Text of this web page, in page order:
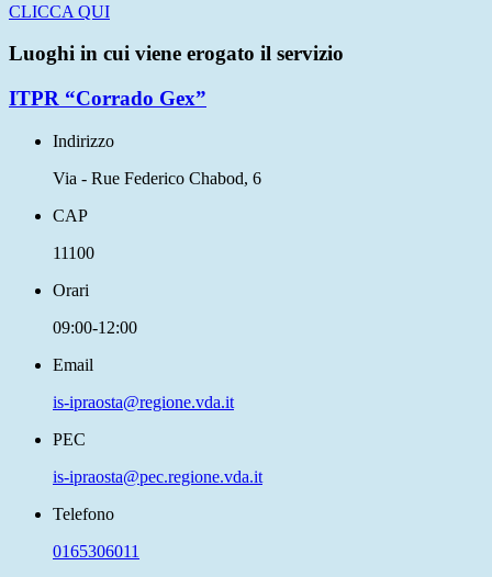
CLICCA QUI
Luoghi in cui viene erogato il servizio
ITPR “Corrado Gex”
Indirizzo
Via - Rue Federico Chabod, 6
CAP
11100
Orari
09:00-12:00
Email
is-ipraosta@regione.vda.it
PEC
is-ipraosta@pec.regione.vda.it
Telefono
0165306011